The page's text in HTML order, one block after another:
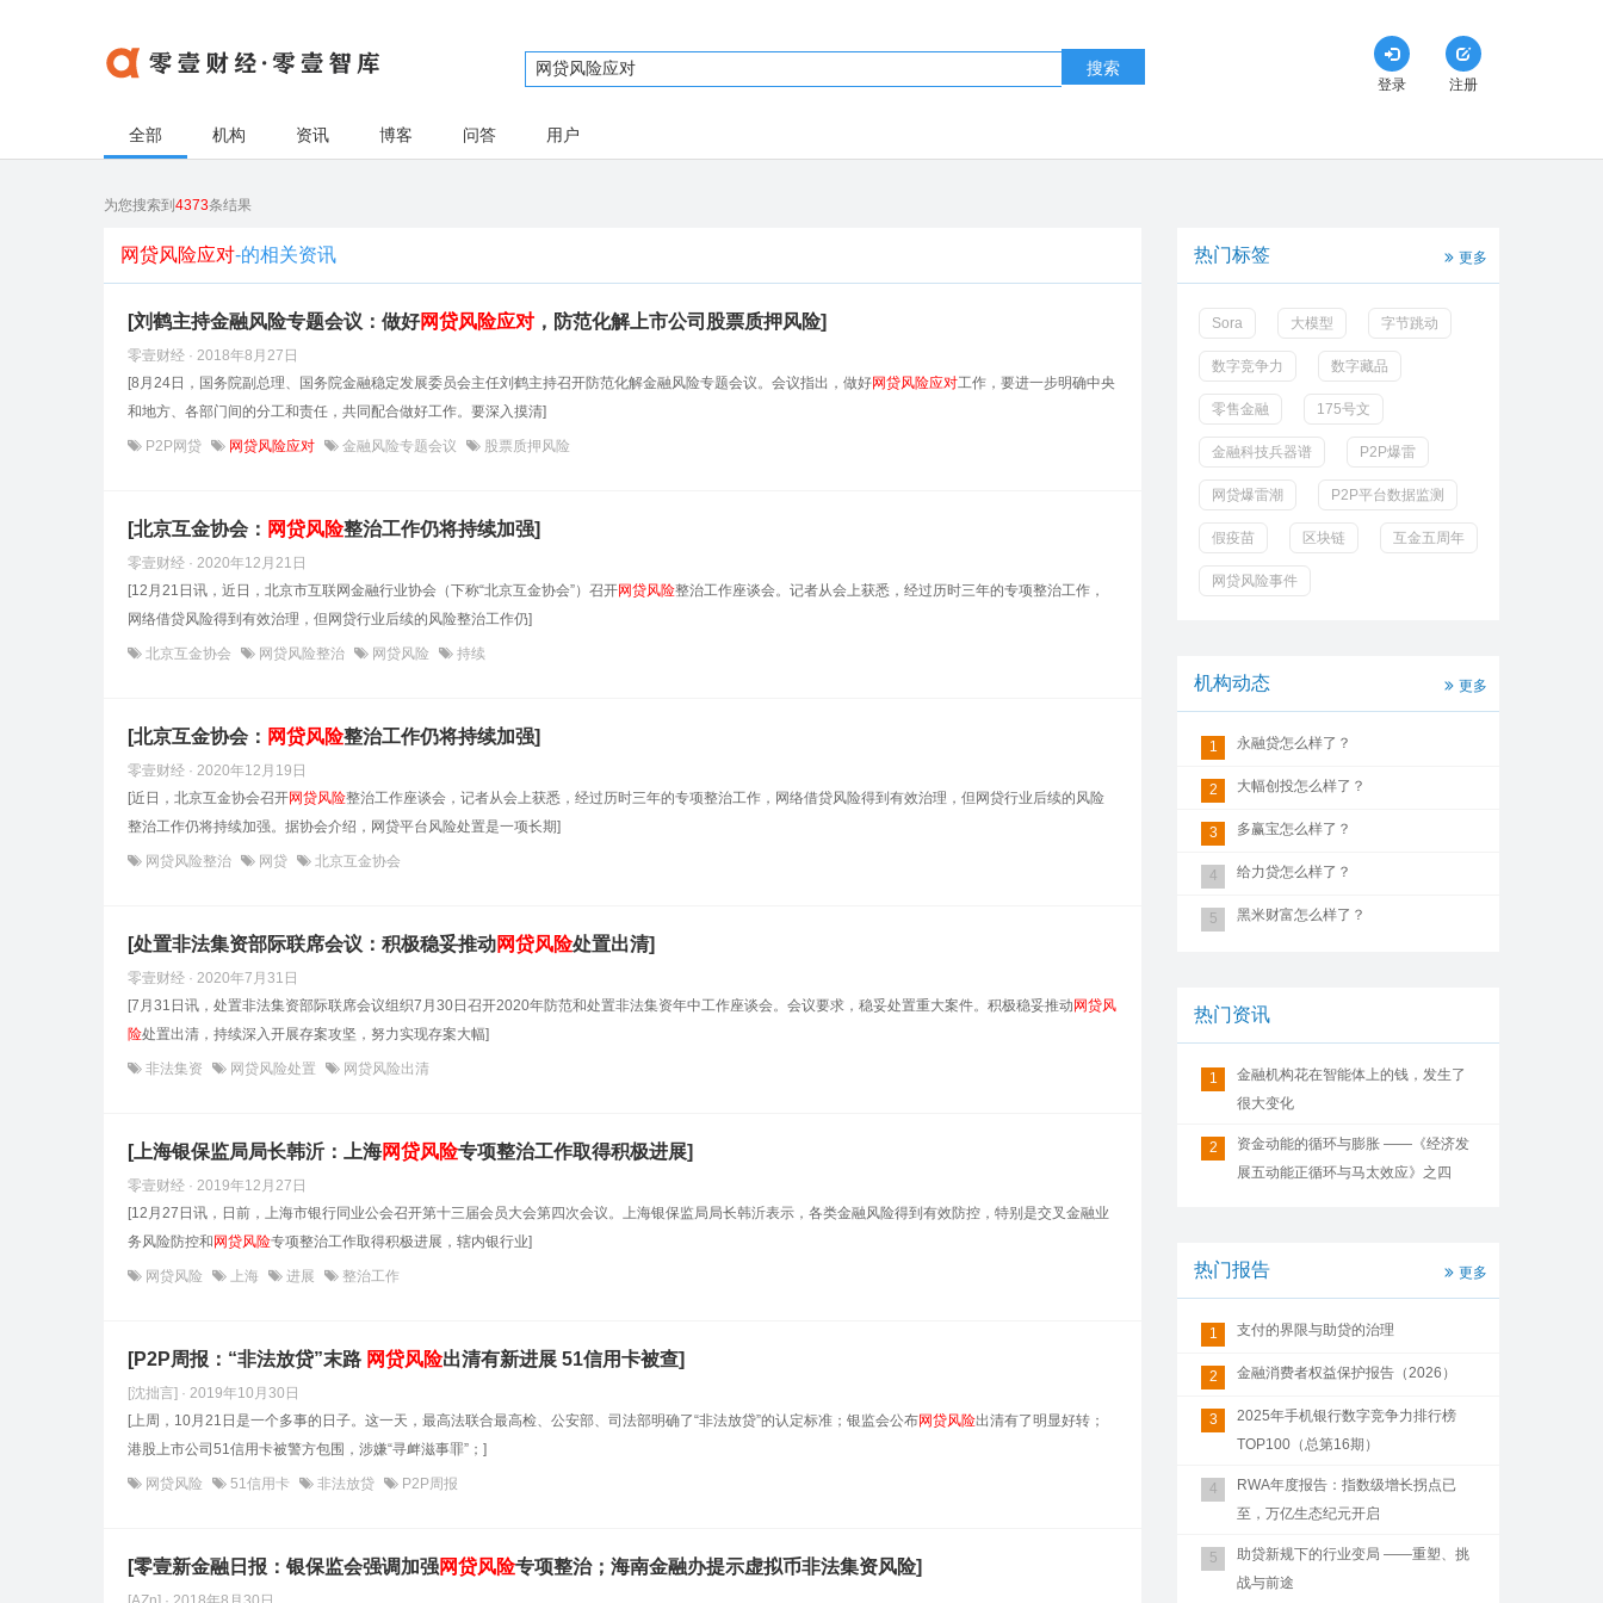
搜索
登录 注册
全部 机构 资讯 博客 问答 用户
为您搜索到 4373条结果
网贷风险应对-的相关资讯
[刘鹤主持金融风险专题会议：做好网贷风险应对 ，防范化解上市公司股票质押风险]
零壹财经 · 2018年8月27日
[8月24日，国务院副总理、国务院金融稳定发展委员会主任刘鹤主持召开防范化解金融风险专题会议。会议指出，做好网贷风险应对工作，要进一步明确中央
和地方、各部门间的分工和责任，共同配合做好工作。要深入摸清]
P2P网贷 网贷风险应对 金融风险专题会议 股票质押风险
[北京互金协会： 网贷风险整治工作仍将持续加强]
零壹财经 · 2020年12月21日
[12月21日讯，近日，北京市互联网金融行业协会（下称“北京互金协会”）召开网贷风险整治工作座谈会。记者从会上获悉，经过历时三年的专项整治工作，
网络借贷风险得到有效治理，但网贷行业后续的风险整治工作仍]
北京互金协会 网贷风险整治 网贷风险 持续
[北京互金协会： 网贷风险整治工作仍将持续加强]
零壹财经 · 2020年12月19日
[近日，北京互金协会召开网贷风险整治工作座谈会，记者从会上获悉，经过历时三年的专项整治工作，网络借贷风险得到有效治理，但网贷行业后续的风险
整治工作仍将持续加强。据协会介绍，网贷平台风险处置是一项长期]
网贷风险整治 网贷 北京互金协会
[处置非法集资部际联席会议：积极稳妥推动网贷风险处置出清]
零壹财经 · 2020年7月31日
[7月31日讯，处置非法集资部际联席会议组织7月30日召开2020年防范和处置非法集资年中工作座谈会。会议要求，稳妥处置重大案件。积极稳妥推动 网贷风
险处置出清，持续深入开展存案攻坚，努力实现存案大幅]
非法集资 网贷风险处置 网贷风险出清
[上海银保监局局长韩沂：上海网贷风险专项整治工作取得积极进展]
零壹财经 · 2019年12月27日
[12月27日讯，日前，上海市银行同业公会召开第十三届会员大会第四次会议。上海银保监局局长韩沂表示，各类金融风险得到有效防控，特别是交叉金融业
务风险防控和 网贷风险专项整治工作取得积极进展，辖内银行业]
网贷风险 上海 进展 整治工作
[P2P周报：“非法放贷”末路 网贷风险出清有新进展 51信用卡被查]
[沈拙言] · 2019年10月30日
[上周，10月21日是一个多事的日子。这一天，最高法联合最高检、公安部、司法部明确了“非法放贷”的认定标准；银监会公布网贷风险出清有了明显好转；
港股上市公司51信用卡被警方包围，涉嫌“寻衅滋事罪”；]
网贷风险 51信用卡 非法放贷 P2P周报
[零壹新金融日报：银保监会强调加强网贷风险专项整治；海南金融办提示虚拟币非法集资风险]
热门标签 更多
Sora 大模型 字节跳动
数字竞争力 数字藏品
零售金融 175号文
金融科技兵器谱 P2P爆雷
网贷爆雷潮 P2P平台数据监测
假疫苗 区块链 互金五周年
网贷风险事件
机构动态 更多
1 永融贷怎么样了？
2 大幅创投怎么样了？
3 多赢宝怎么样了？
4 给力贷怎么样了？
5 黑米财富怎么样了？
热门资讯
1
金融机构花在智能体上的钱，发生了
很大变化
2
资金动能的循环与膨胀 ——《经济发
展五动能正循环与马太效应》之四
热门报告 更多
1 支付的界限与助贷的治理
2 金融消费者权益保护报告（2026）
3
2025年手机银行数字竞争力排行榜
TOP100（总第16期）
4
RWA年度报告：指数级增长拐点已
至，万亿生态纪元开启
5
助贷新规下的行业变局 ——重塑、挑
战与前途